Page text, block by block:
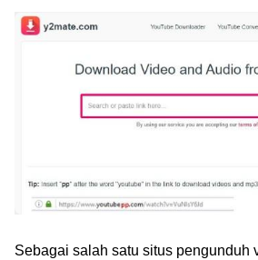
Sebagai salah satu situs pengunduh